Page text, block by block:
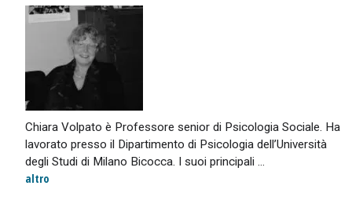
Chiara Volpato è Professore senior di Psicologia Sociale. Ha
lavorato presso il Dipartimento di Psicologia dell’Università
degli Studi di Milano Bicocca. I suoi principali ...
altro